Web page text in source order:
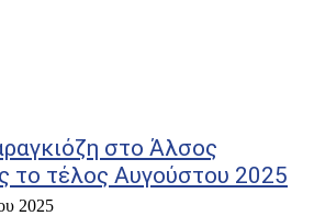
στο Άλσος
το τέλος Αυγούστου 2025
2025